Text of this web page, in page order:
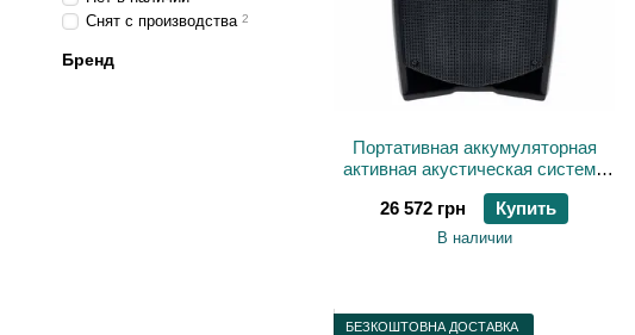
Портативная аккумуляторная
активная акустическая система
Proel V10FREE
26 572 грн
Купить
В наличии
БЕЗКОШТОВНА ДОСТАВКА
Снят с производства 2
Бренд